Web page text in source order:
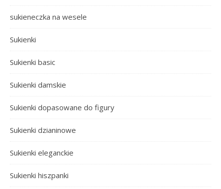
sukieneczka na wesele
Sukienki
Sukienki basic
Sukienki damskie
Sukienki dopasowane do figury
Sukienki dzianinowe
Sukienki eleganckie
Sukienki hiszpanki